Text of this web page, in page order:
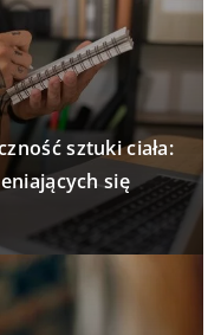
sztuki ciała:
się